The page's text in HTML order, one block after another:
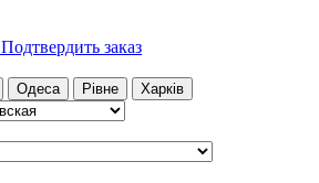
Подтвердить заказ
Одеса Рівне Харків